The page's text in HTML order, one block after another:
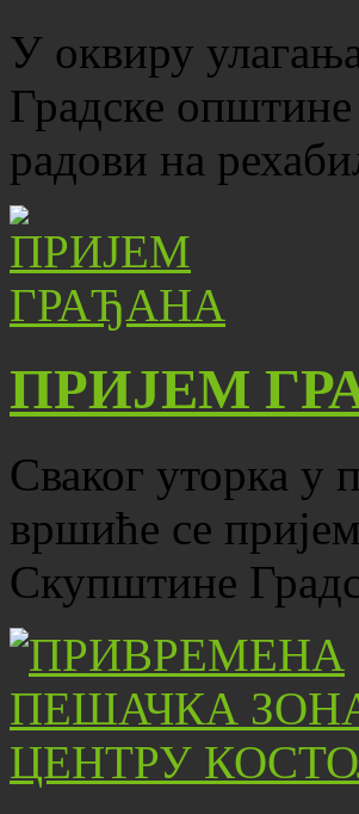
У оквиру
Градске
радови на
ПРИЈЕМ
Сваког уторка у
вршиће се
Скупштине